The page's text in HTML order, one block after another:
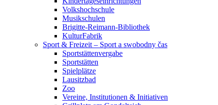
Volkshochschule
Musikschulen
Brigitte-Reimann-Bibliothek
KulturFabrik
Sport & Freizeit – Sport a swobodny čas
Sportstättenvergabe
Sportstätten
Spielplätze
Lausitzbad
Zoo
Vereine, Institutionen & Initiativen